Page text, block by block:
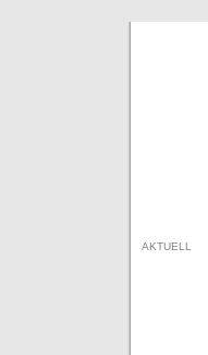
AKTUELL